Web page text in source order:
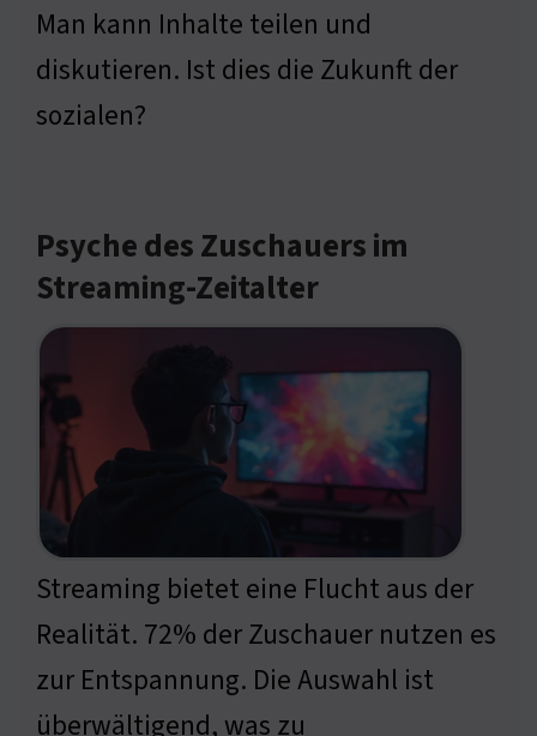
Man kann Inhalte teilen und
diskutieren. Ist dies die Zukunft der
sozialen?
Psyche des Zuschauers im
Streaming-Zeitalter
Streaming bietet eine Flucht aus der
Realität. 72% der Zuschauer nutzen es
zur Entspannung. Die Auswahl ist
überwältigend, was zu